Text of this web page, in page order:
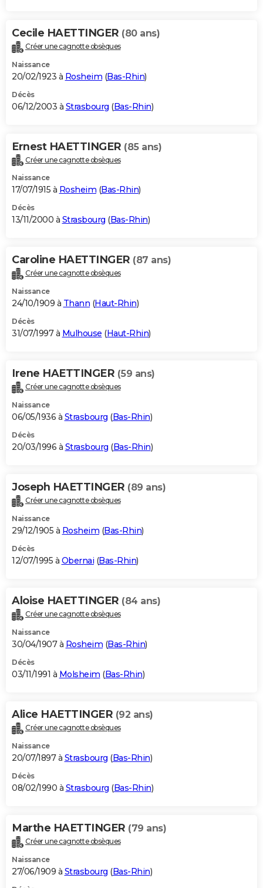
Cecile HAETTINGER (80 ans)
Créer une cagnotte obsèques
Naissance
20/02/1923 à Rosheim (Bas-Rhin)
Décès
06/12/2003 à Strasbourg (Bas-Rhin)
Ernest HAETTINGER (85 ans)
Créer une cagnotte obsèques
Naissance
17/07/1915 à Rosheim (Bas-Rhin)
Décès
13/11/2000 à Strasbourg (Bas-Rhin)
Caroline HAETTINGER (87 ans)
Créer une cagnotte obsèques
Naissance
24/10/1909 à Thann (Haut-Rhin)
Décès
31/07/1997 à Mulhouse (Haut-Rhin)
Irene HAETTINGER (59 ans)
Créer une cagnotte obsèques
Naissance
06/05/1936 à Strasbourg (Bas-Rhin)
Décès
20/03/1996 à Strasbourg (Bas-Rhin)
Joseph HAETTINGER (89 ans)
Créer une cagnotte obsèques
Naissance
29/12/1905 à Rosheim (Bas-Rhin)
Décès
12/07/1995 à Obernai (Bas-Rhin)
Aloise HAETTINGER (84 ans)
Créer une cagnotte obsèques
Naissance
30/04/1907 à Rosheim (Bas-Rhin)
Décès
03/11/1991 à Molsheim (Bas-Rhin)
Alice HAETTINGER (92 ans)
Créer une cagnotte obsèques
Naissance
20/07/1897 à Strasbourg (Bas-Rhin)
Décès
08/02/1990 à Strasbourg (Bas-Rhin)
Marthe HAETTINGER (79 ans)
Créer une cagnotte obsèques
Naissance
27/06/1909 à Strasbourg (Bas-Rhin)